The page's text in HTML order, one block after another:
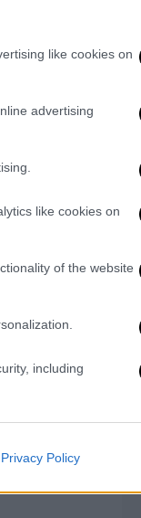
like cookies on
advertising
like cookies on
of the website
including
user protection.
Privacy Policy